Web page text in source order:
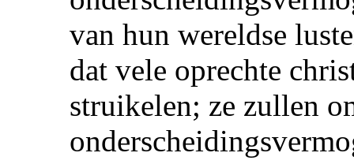
van hun wereldse
dat vele oprechte
struikelen; ze zullen